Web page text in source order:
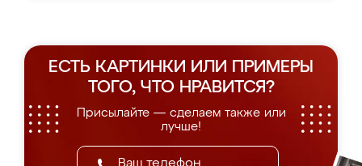
ЕСТЬ КАРТИНКИ ИЛИ ПРИМЕРЫ
ТОГО, ЧТО НРАВИТСЯ?
Присылайте — сделаем также или
лучше!